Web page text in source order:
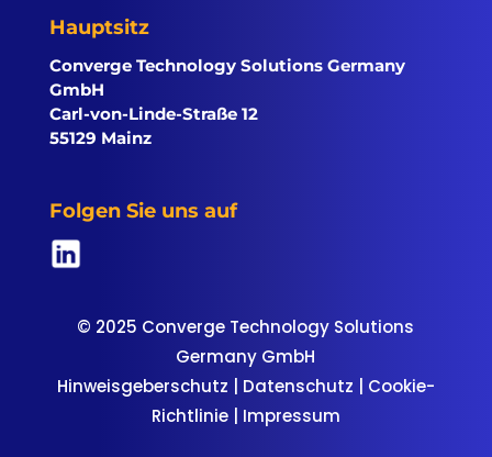
Hauptsitz
Converge Technology Solutions Germany
GmbH
Carl-von-Linde-Straße 12
55129 Mainz
Folgen Sie uns auf
© 2025 Converge Technology Solutions
Germany GmbH
Hinweisgeberschutz | Datenschutz | Cookie-
Richtlinie| Impressum